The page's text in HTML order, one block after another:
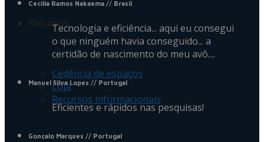
Recursos
Cedência de espaços
Loja
Recursos informacionais
Cecilia Ramos Nakaema // Brasil
Tecnologia e eficiência... aqui eu consegui
o que ninguém havia conseguido... a
certidão de nascimento do meu avô....
Manuel Silva Lopes // Portugal
Eficientes e rápidos nas pesquisas!
Gonçalo Marques // Portugal